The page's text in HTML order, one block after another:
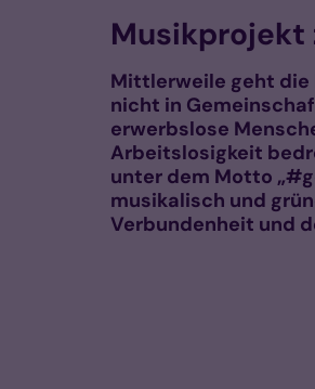
Musikprojekt
Mittlerweile geht die
nicht in
erwerbslose
Arbeitslosigkeit
unter dem Motto
musikalisch und
Verbundenheit und